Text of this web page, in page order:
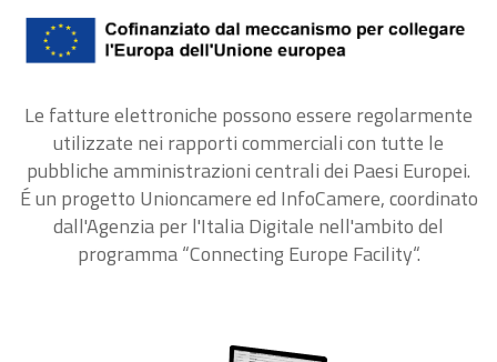
Le fatture elettroniche possono essere regolarmente
utilizzate nei rapporti commerciali con tutte le
pubbliche amministrazioni centrali dei Paesi Europei.
É un progetto Unioncamere ed InfoCamere, coordinato
dall'Agenzia per l'Italia Digitale nell'ambito del
programma “Connecting Europe Facility“.